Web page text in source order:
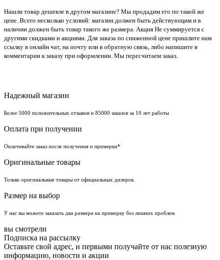
Нашли товар дешевле в другом магазине? Мы продадим его по такой же
цене. Всего несколько условий: магазин должен быть действующим и в
наличии должен быть товар такого же размера. Акция Не суммируется с
другими скидками и акциями. Для заказа по сниженной цене пришлите нам
ссылку в онлайн чат, на почту или в обратную связь, либо напишите в
комментарии к заказу при оформлении. Мы пересчитаем заказ.
Надежный магазин
Более 5000 положительных отзывов и 85000 заказов за 10 лет работы
Оплата при получении
Оплачивайте заказ после получения и примерки*
Оригинальные товары
Только оригинальные товары от официальных дилеров.
Размер на выбор
У нас вы можете заказать два размера на примерку без лишних проблем
вы смотрели
Подписка на рассылку
Оставьте свой адрес, и первыми получайте от нас полезную
информацию, новости и акции